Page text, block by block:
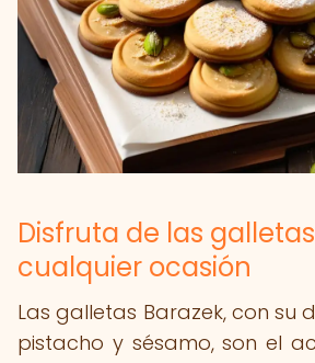
Disfruta de las
cualquier ocasión
Las galletas Barazek, con su
pistacho y sésamo, son el